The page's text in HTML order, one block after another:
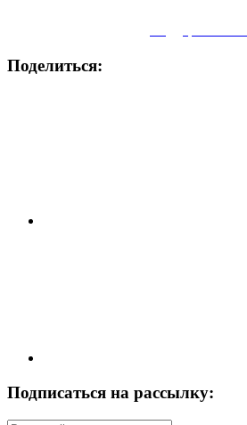
Поделиться:
Подписаться на рассылку: